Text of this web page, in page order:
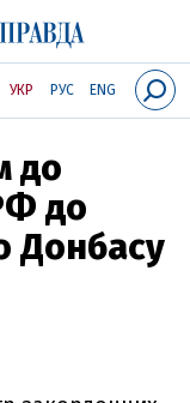
УКР РУС ENG
до
до
Донбасу